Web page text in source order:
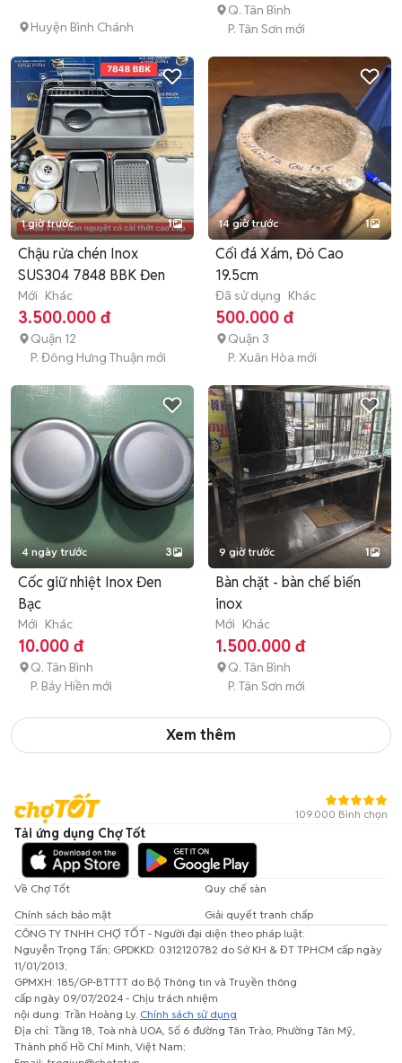
Huyện Bình Chánh
Q. Tân Bình
P. Tân Sơn mới
1 giờ trước 1
Chậu rửa chén Inox
SUS304 7848 BBK Đen
Mới Khác
3.500.000 đ
Quận 12
P. Đông Hưng Thuận mới
14 giờ trước 1
Cối đá Xám, Đỏ Cao
19.5cm
Đã sử dụng Khác
500.000 đ
Quận 3
P. Xuân Hòa mới
4 ngày trước 3
Cốc giữ nhiệt Inox Đen
Bạc
Mới Khác
10.000 đ
Q. Tân Bình
P. Bảy Hiền mới
9 giờ trước 1
Bàn chặt - bàn chế biến
inox
Mới Khác
1.500.000 đ
Q. Tân Bình
P. Tân Sơn mới
Xem thêm
109.000 Bình chọn
Tải ứng dụng Chợ Tốt
Về Chợ Tốt
Quy chế sàn
Chính sách bảo mật
Giải quyết tranh chấp
CÔNG TY TNHH CHỢ TỐT - Người đại diện theo pháp luật:
Nguyễn Trọng Tấn; GPDKKD: 0312120782 do Sở KH & ĐT TP.HCM cấp ngày
11/01/2013;
GPMXH: 185/GP-BTTTT do Bộ Thông tin và Truyền thông
cấp ngày 09/07/2024 - Chịu trách nhiệm
nội dung: Trần Hoàng Ly. Chính sách sử dụng
Địa chỉ: Tầng 18, Toà nhà UOA, Số 6 đường Tân Trào, Phường Tân Mỹ,
Thành phố Hồ Chí Minh, Việt Nam;